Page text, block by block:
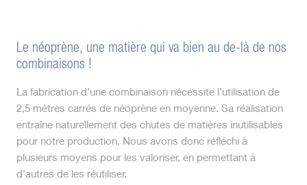
Le néoprène, une matière qui va bien au de-là de nos
combinaisons !
La fabrication d’une combinaison nécessite l’utilisation de
2,5 mètres carrés de néoprène en moyenne. Sa réalisation
entraîne naturellement des chutes de matières inutilisables
pour notre production. Nous avons donc réfléchi à
plusieurs moyens pour les valoriser, en permettant à
d’autres de les réutiliser.